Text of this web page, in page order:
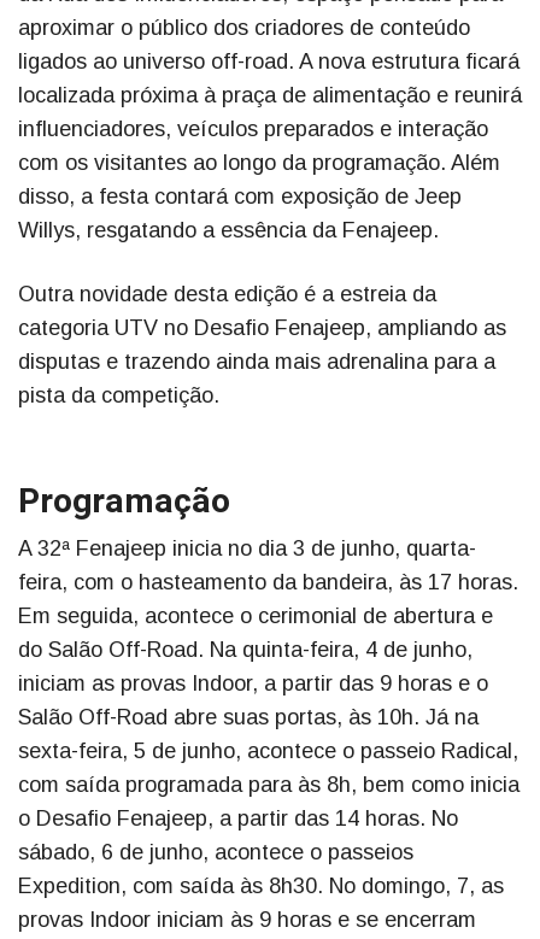
aproximar o público dos criadores de conteúdo
ligados ao universo off-road. A nova estrutura ficará
localizada próxima à praça de alimentação e reunirá
influenciadores, veículos preparados e interação
com os visitantes ao longo da programação. Além
disso, a festa contará com exposição de Jeep
Willys, resgatando a essência da Fenajeep.
Outra novidade desta edição é a estreia da
categoria UTV no Desafio Fenajeep, ampliando as
disputas e trazendo ainda mais adrenalina para a
pista da competição.
Programação
A 32ª Fenajeep inicia no dia 3 de junho, quarta-
feira, com o hasteamento da bandeira, às 17 horas.
Em seguida, acontece o cerimonial de abertura e
do Salão Off-Road. Na quinta-feira, 4 de junho,
iniciam as provas Indoor, a partir das 9 horas e o
Salão Off-Road abre suas portas, às 10h. Já na
sexta-feira, 5 de junho, acontece o passeio Radical,
com saída programada para às 8h, bem como inicia
o Desafio Fenajeep, a partir das 14 horas. No
sábado, 6 de junho, acontece o passeios
Expedition, com saída às 8h30. No domingo, 7, as
provas Indoor iniciam às 9 horas e se encerram